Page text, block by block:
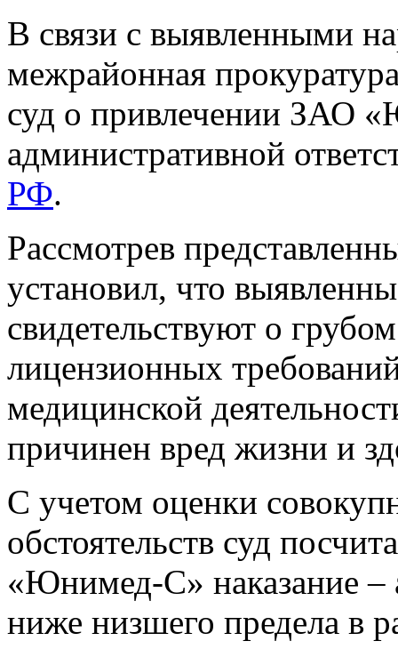
В связи с выявленными
межрайонная
суд о привлечении ЗАО
административной
РФ.
Рассмотрев
установил, что
свидетельствуют о
лицензионных
медицинской
причинен вред жизни и
С учетом оценки
обстоятельств суд
«Юнимед-С» наказание
ниже низшего предела в